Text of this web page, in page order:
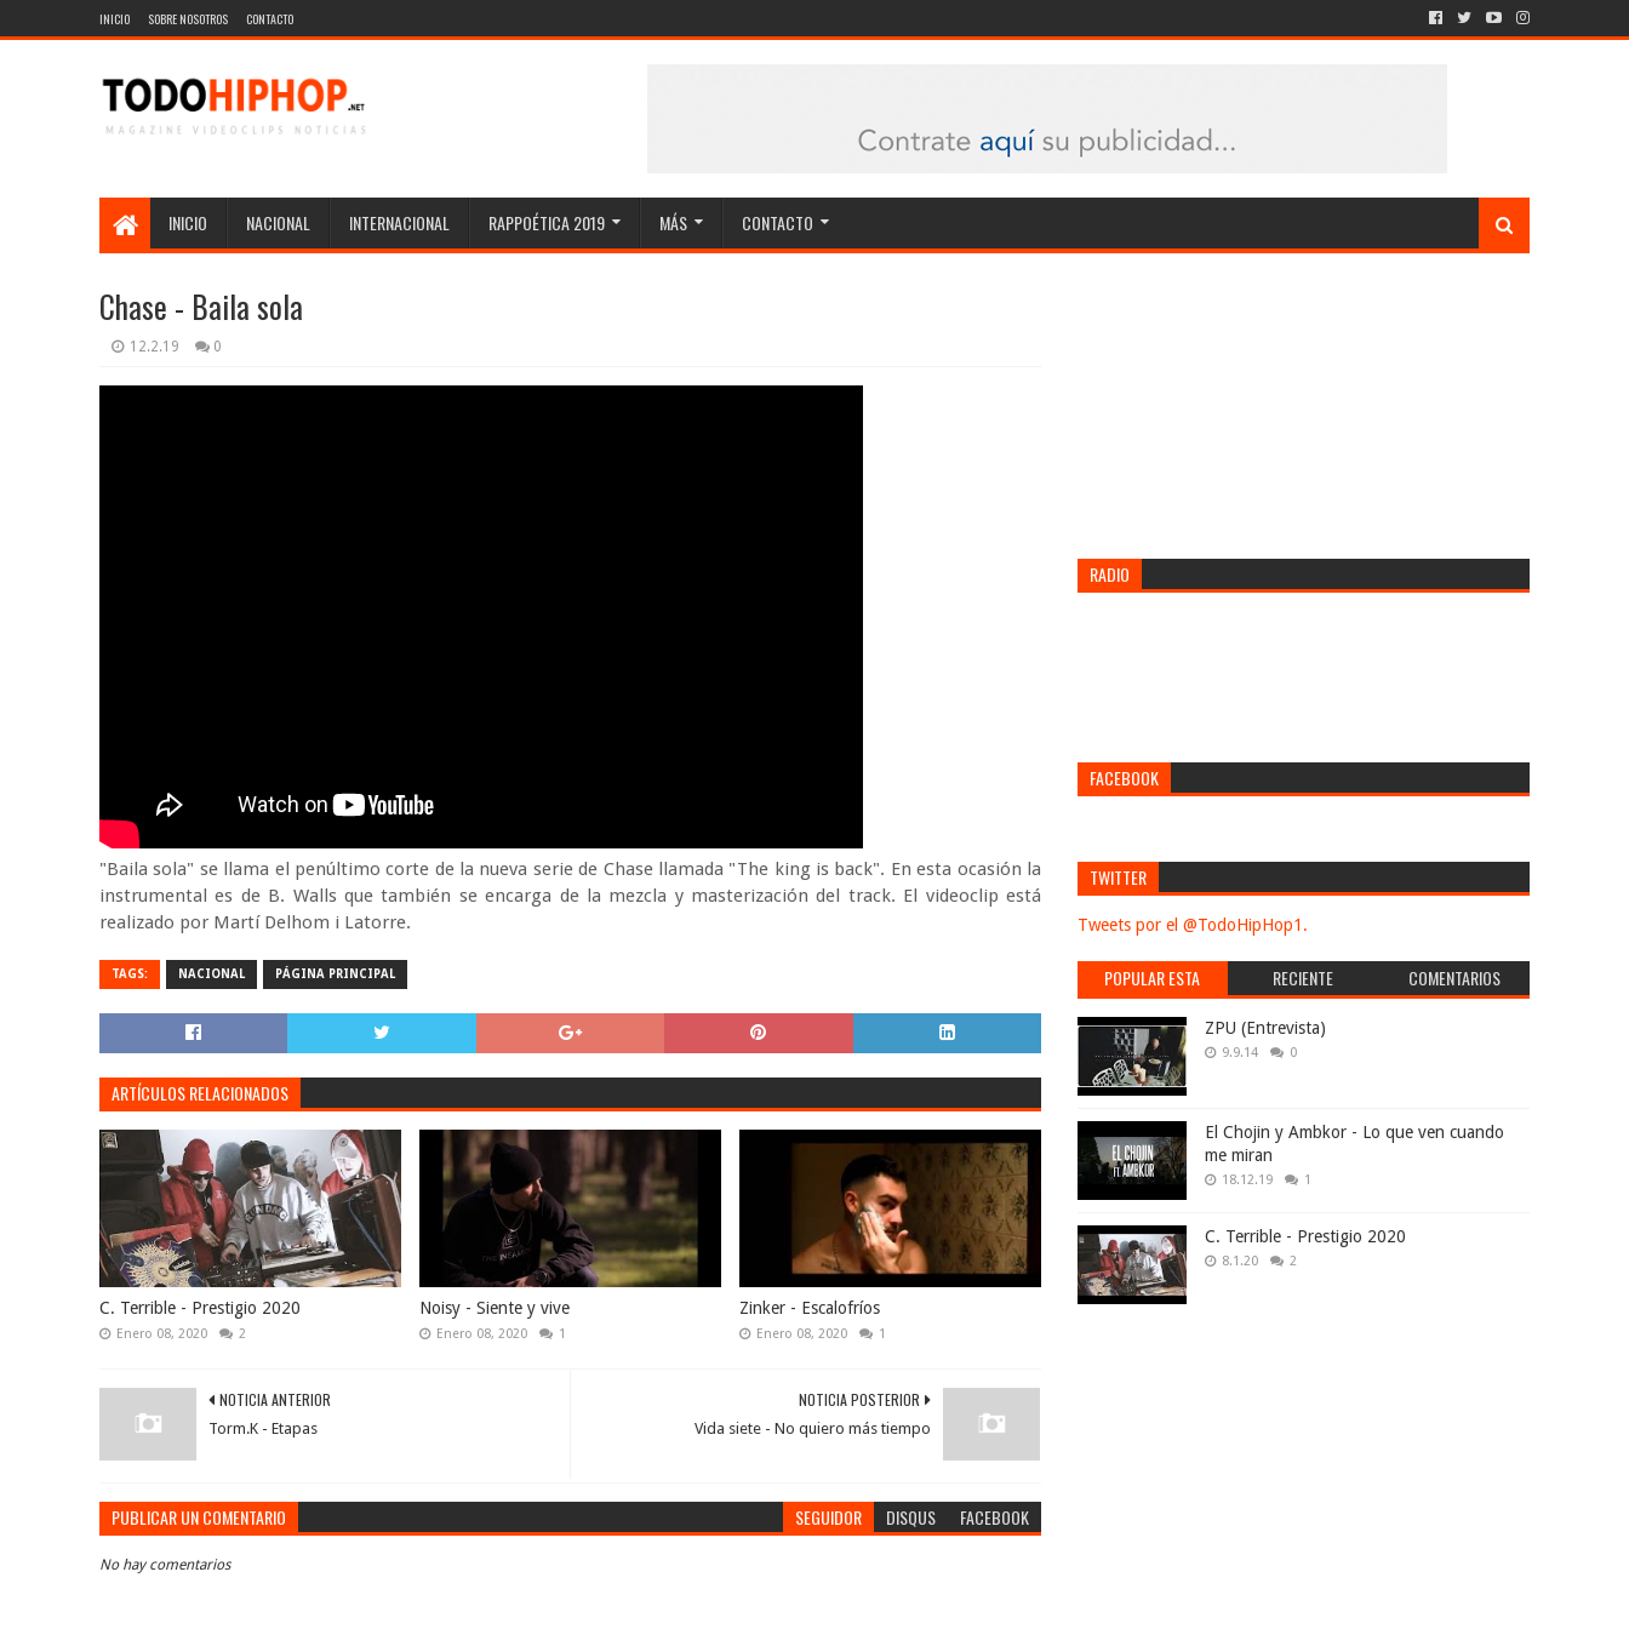
INICIO SOBRE NOSOTROS CONTACTO
INICIO NACIONAL INTERNACIONAL RAPPOÉTICA 2019 MÁS CONTACTO
Chase - Baila sola
12.2.19 0
"Baila sola" se llama el penúltimo corte de la nueva serie de Chase llamada "The king is back". En esta ocasión la
instrumental es de B. Walls que también se encarga de la mezcla y masterización del track. El videoclip está
realizado por Martí Delhom i Latorre.
TAGS: NACIONAL PÁGINA PRINCIPAL
ARTÍCULOS RELACIONADOS
C. Terrible - Prestigio 2020
Enero 08, 2020 2
Noisy - Siente y vive
Enero 08, 2020 1
Zinker - Escalofríos
Enero 08, 2020 1
NOTICIA POSTERIOR
Vida siete - No quiero más tiempo
NOTICIA ANTERIOR
Torm.K - Etapas
PUBLICAR UN COMENTARIO SEGUIDOR DISQUS FACEBOOK
No hay comentarios
RADIO
FACEBOOK
TWITTER
Tweets por el @TodoHipHop1.
POPULAR ESTA
SEMANA
RECIENTE COMENTARIOS
ZPU (Entrevista)
9.9.14 0
El Chojin y Ambkor - Lo que ven cuando
me miran
18.12.19 1
C. Terrible - Prestigio 2020
8.1.20 2